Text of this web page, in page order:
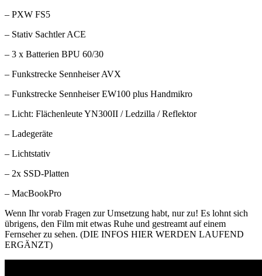
– PXW FS5
– Stativ Sachtler ACE
– 3 x Batterien BPU 60/30
– Funkstrecke Sennheiser AVX
– Funkstrecke Sennheiser EW100 plus Handmikro
– Licht: Flächenleute YN300II / Ledzilla / Reflektor
– Ladegeräte
– Lichtstativ
– 2x SSD-Platten
– MacBookPro
Wenn Ihr vorab Fragen zur Umsetzung habt, nur zu! Es lohnt sich
übrigens, den Film mit etwas Ruhe und gestreamt auf einem
Fernseher zu sehen. (DIE INFOS HIER WERDEN LAUFEND
ERGÄNZT)